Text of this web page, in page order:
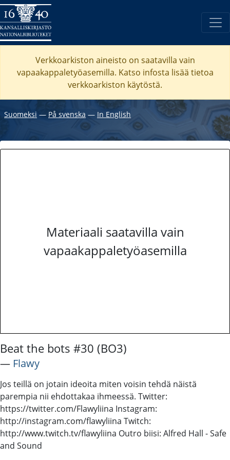
Verkkoarkiston aineisto on saatavilla vain
vapaakappaletyöasemilla. Katso infosta lisää tietoa
verkkoarkiston käytöstä.
Suomeksi ― På svenska ― In English
Materiaali saatavilla vain
vapaakappaletyöasemilla
Beat the bots #30 (BO3)
― Flawy
Jos teillä on jotain ideoita miten voisin tehdä näistä
parempia nii ehdottakaa ihmeessä. Twitter:
https://twitter.com/Flawyliina Instagram:
http://instagram.com/flawyliina Twitch:
http://www.twitch.tv/flawyliina Outro biisi: Alfred Hall - Safe
and Sound